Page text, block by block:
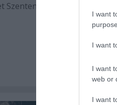
I want
I want
I want
web or
I want